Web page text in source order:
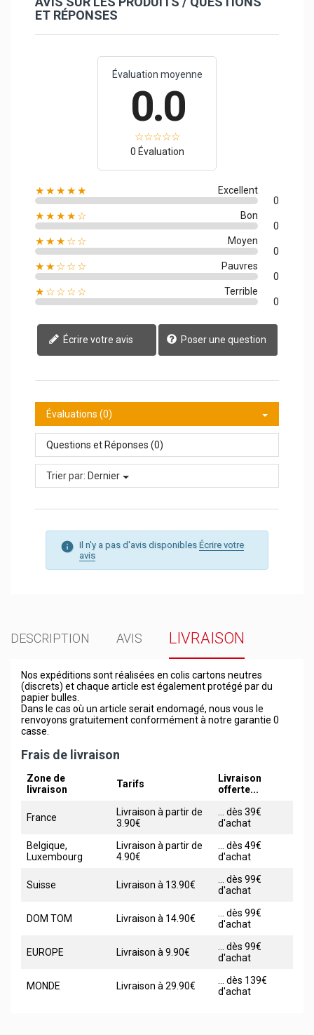
ET RÉPONSES
Évaluation moyenne
0.0
0 Évaluation
★★★★★
Excellent
0
★★★★☆
Bon
0
★★★☆☆
Moyen
0
★★☆☆☆
Pauvres
0
★☆☆☆☆
Terrible
0
Écrire votre avis Poser une question
Évaluations (0)
Questions et Réponses (0)
Trier par: Dernier
Il n'y a pas d'avis disponibles Écrire votre
avis
DESCRIPTION AVIS LIVRAISON
Nos expéditions sont réalisées en colis cartons neutres
(discrets) et chaque article est également protégé par du
papier bulles.
Dans le cas où un article serait endomagé, nous vous le
renvoyons gratuitement conformément à notre garantie 0
casse.
Frais de livraison
Zone de
livraison
Tarifs
Livraison
offerte...
France
Livraison à partir de
3.90€
... dès 39€
d'achat
Belgique,
Luxembourg
Livraison à partir de
4.90€
... dès 49€
d'achat
Suisse Livraison à 13.90€
... dès 99€
d'achat
DOM TOM Livraison à 14.90€
... dès 99€
d'achat
EUROPE Livraison à 9.90€
... dès 99€
d'achat
MONDE Livraison à 29.90€
... dès 139€
d'achat